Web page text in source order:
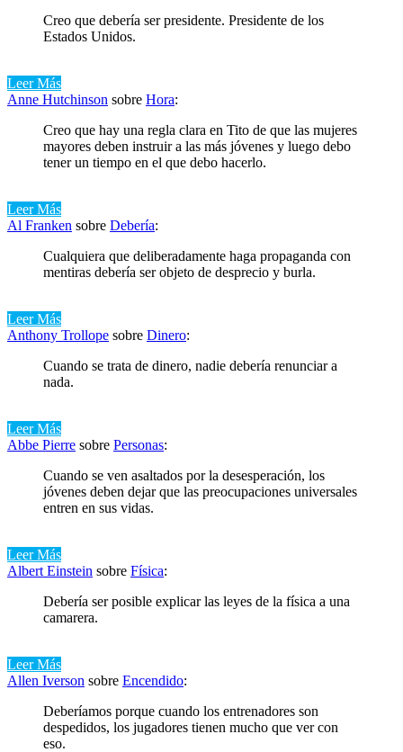
Creo que debería ser presidente. Presidente de los
Estados Unidos.
Leer Más
Anne Hutchinson sobre Hora:
Creo que hay una regla clara en Tito de que las mujeres
mayores deben instruir a las más jóvenes y luego debo
tener un tiempo en el que debo hacerlo.
Leer Más
Al Franken sobre Debería:
Cualquiera que deliberadamente haga propaganda con
mentiras debería ser objeto de desprecio y burla.
Leer Más
Anthony Trollope sobre Dinero:
Cuando se trata de dinero, nadie debería renunciar a
nada.
Leer Más
Abbe Pierre sobre Personas:
Cuando se ven asaltados por la desesperación, los
jóvenes deben dejar que las preocupaciones universales
entren en sus vidas.
Leer Más
Albert Einstein sobre Física:
Debería ser posible explicar las leyes de la física a una
camarera.
Leer Más
Allen Iverson sobre Encendido:
Deberíamos porque cuando los entrenadores son
despedidos, los jugadores tienen mucho que ver con
eso.